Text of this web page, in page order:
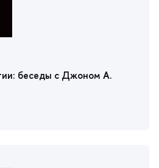
беседы с Джоном А.